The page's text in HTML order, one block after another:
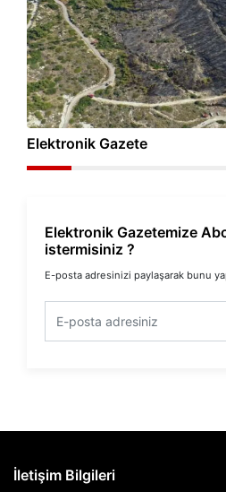
Elektronik Gazete
Elektronik Gazetemize
istermisiniz ?
E-posta adresinizi paylaşarak bunu
İletişim Bilgileri